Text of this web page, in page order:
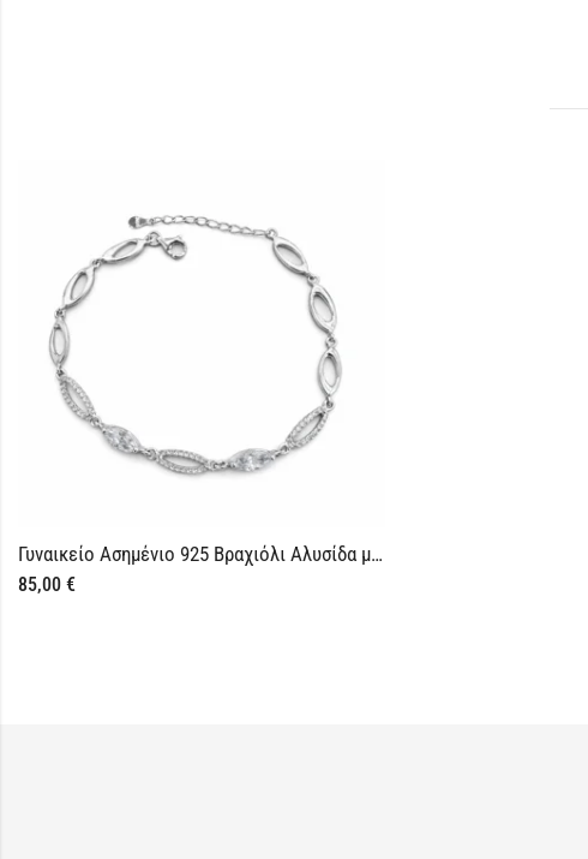
Γυναικείο Ασημένιο 925 Βραχιόλι Αλυσίδα με Πέτρες
85,00 €